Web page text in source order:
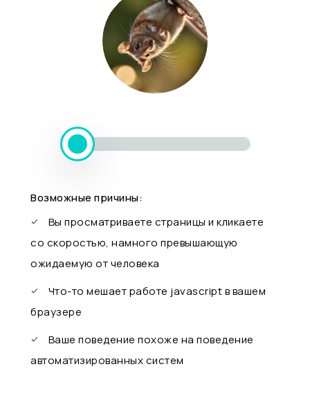
Возможные причины:
Вы просматриваете страницы и кликаете
со скоростью, намного превышающую
ожидаемую от человека
Что-то мешает работе javascript в вашем
браузере
Ваше поведение похоже на поведение
автоматизированных систем